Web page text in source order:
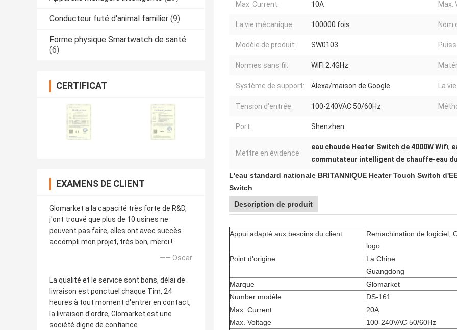
Conducteur futé d'animal familier (9)
Forme physique Smartwatch de santé
(6)
CERTIFICAT
EXAMENS DE CLIENT
Glomarket a la capacité très forte de R&D,
j'ont trouvé que plus de 10 usines ne
peuvent pas faire, elles ont avec succès
accompli mon projet, très bon, merci !
—— Oscar
La qualité et le service sont bons, délai de
livraison est ponctuel chaque Tim, 24
heures à tout moment d'entrer en contact,
la livraison d'ordre, Glomarket est une
société digne de confiance
Max. Current: 10A Max.
La vie mécanique: 100000 fois Nom
Modèle de produit: SW0103
Normes sans fil: WIFI 2.4GHz
Système de support: Alexa/maison de Google La
Tension d'entrée: 100-240VAC 50/60Hz
Port: Shenzhen
Mettre en évidence:
eau chaude Heater Switch de 4000W Wifi,
commutateur intelligent de chauffe-eau
L'eau standard nationale BRITANNIQUE Heater Touch Switch
Switch
Description de produit
Appui adapté aux besoins du client
Remachination de logiciel,
logo
Point d'origine
La Chine
Guangdong
Marque
Glomarket
Number modèle
DS-161
Max. Current
20A
Max. Voltage
100-240VAC 50/60Hz